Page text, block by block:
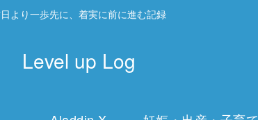
より一歩先に、着実に前に進む記録
Level up Log